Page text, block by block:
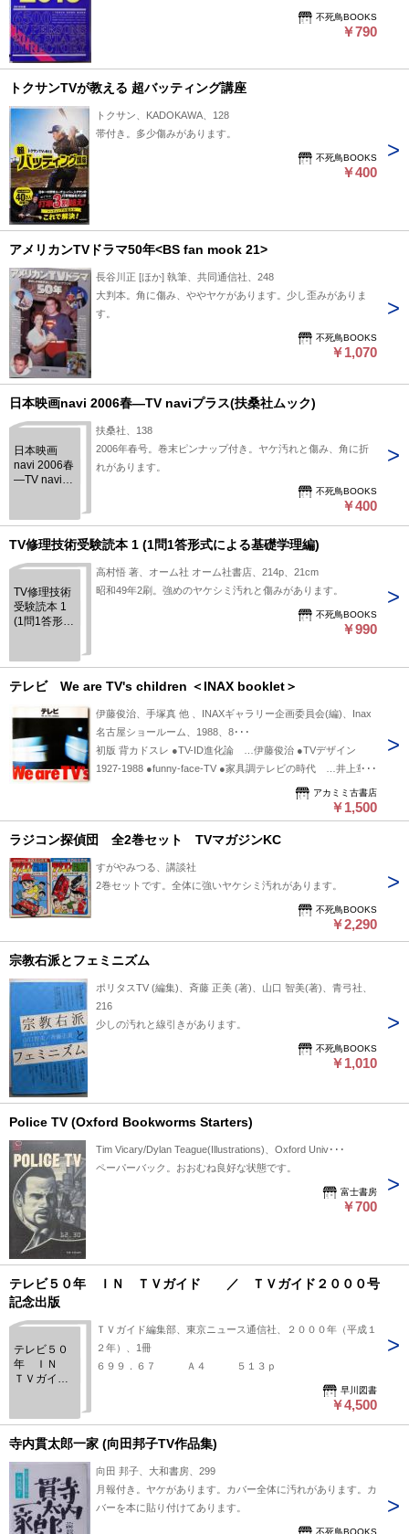
不死鳥BOOKS
￥790
トクサンTVが教える 超バッティング講座
トクサン、KADOKAWA、128
帯付き。多少傷みがあります。
不死鳥BOOKS
￥400
アメリカンTVドラマ50年<BS fan mook 21>
長谷川正 [ほか] 執筆、共同通信社、248
大判本。角に傷み、ややヤケがあります。少し歪みがありま
す。
不死鳥BOOKS
￥1,070
日本映画navi 2006春―TV naviプラス(扶桑社ムック)
日本映画
navi 2006春
―TV naviプ
扶桑社、138
2006年春号。巻末ピンナップ付き。ヤケ汚れと傷み、角に折
れがあります。
不死鳥BOOKS
￥400
TV修理技術受験読本 1 (1問1答形式による基礎学理編)
TV修理技術
受験読本 1
(1問1答形式
高村悟 著、オーム社 オーム社書店、214p、21cm
昭和49年2刷。強めのヤケシミ汚れと傷みがあります。
不死鳥BOOKS
￥990
テレビ We are TV's children ＜INAX booklet＞
伊藤俊治、手塚真 他 、INAXギャラリー企画委員会(編)、Inax
名古屋ショールーム、1988、8･･･
初版 背カドスレ ●TV-ID進化論 …伊藤俊治 ●TVデザイン
1927-1988 ●funny-face-TV ●家具調テレビの時代 …井上章一
●TVイメージ ●世界のテレビ …金坂留美子 ●designer's TV ●
対談：TVの未来を考える …泉麻人×手塚真×（司会）三留ま
ゆみ ●TV-新世紀 …杉田敦 ●Jack in TV …岩井俊
●MUSEUM & GARALLERY …中山修一ほか ●連載技術とデザ
アカミミ古書店
￥1,500
ラジコン探偵団 全2巻セット TVマガジンKC
すがやみつる、講談社
2巻セットです。全体に強いヤケシミ汚れがあります。
不死鳥BOOKS
￥2,290
宗教右派とフェミニズム
ポリタスTV (編集)、斉藤 正美 (著)、山口 智美(著)、青弓社、
216
少しの汚れと線引きがあります。
不死鳥BOOKS
￥1,010
Police TV (Oxford Bookworms Starters)
Tim Vicary/Dylan Teague(Illustrations)、Oxford Univ･･･
ペーパーバック。おおむね良好な状態です。
富士書房
￥700
テレビ５０年 ＩＮ ＴＶガイド ／ ＴＶガイド２０００号
記念出版
テレビ５０
年 ＩＮ
ＴＶガイ
２０００号
記念出版
ＴＶガイド編集部、東京ニュース通信社、２０００年（平成１
２年）、1冊
６９９．６７ Ａ４ ５１３ｐ
早川図書
￥4,500
寺内貫太郎一家 (向田邦子TV作品集)
向田 邦子、大和書房、299
月報付き。ヤケがあります。カバー全体に汚れがあります。カ
バーを本に貼り付けてあります。
不死鳥BOOKS